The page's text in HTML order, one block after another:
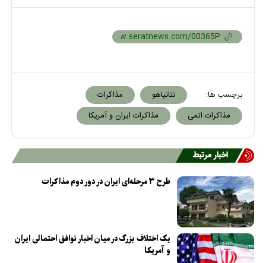
برچسب ها: نتانیاهو
مذاکرات
مذاکرات اتمی
مذاکرات ایران و آمریکا
اخبار مرتبط
طرح ۳ مرحله‌ای ایران در دور دوم مذاکرات
یک اختلاف بزرگ در میان اخبار توافق احتمالی ایران
و آمریکا